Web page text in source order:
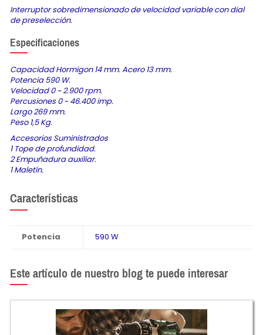
Interruptor sobredimensionado de velocidad variable con dial
de preselección.
Especificaciones
Capacidad Hormigon 14 mm. Acero 13 mm.
Potencia 590 W.
Velocidad 0 ~ 2.900 rpm.
Percusiones 0 ~ 46.400 imp.
Largo 269 mm.
Peso 1,5 Kg.
Accesorios Suministrados
1 Tope de profundidad.
2 Empuñadura auxiliar.
1 Maletín.
Características
Potencia 590 W
Este artículo de nuestro blog te puede interesar